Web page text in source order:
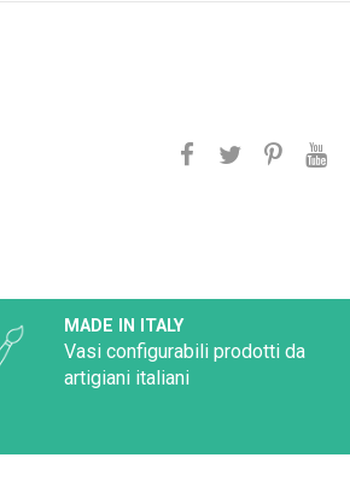
MADE IN ITALY
Vasi configurabili prodotti da
artigiani italiani